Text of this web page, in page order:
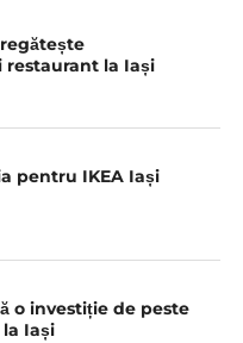
restaurant la Iași
pentru IKEA Iași
o investiție de peste
Iași